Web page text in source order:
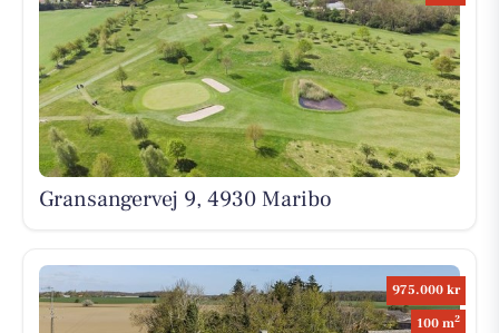
Gransangervej 9, 4930 Maribo
975.000 kr
100 m2